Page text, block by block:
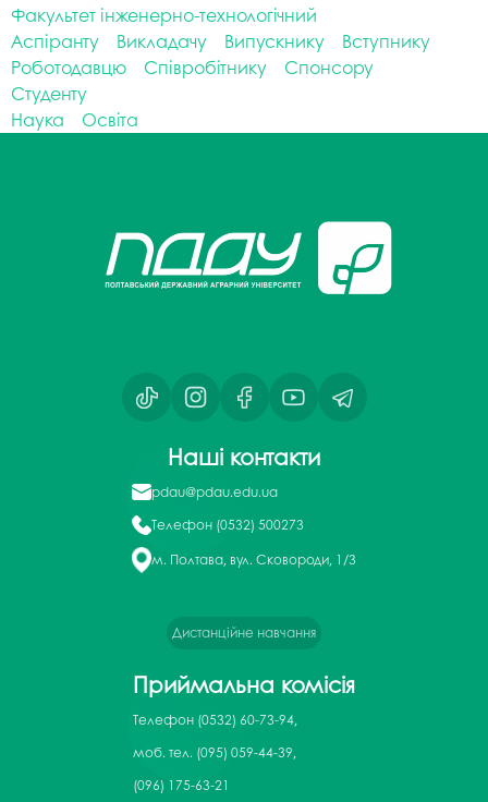
Факультет інженерно-технологічний
Аспіранту
Викладачу Випускнику
Вступнику
Роботодавцю
Співробітнику
Спонсору
Студенту
Наука
Освіта
Наші контакти
pdau@pdau.edu.ua
Телефон (0532) 500273
м. Полтава, вул. Сковороди, 1/3
Дистанційне навчання
Приймальна комісія
Телефон (0532) 60-73-94,
моб. тел. (095) 059-44-39,
(096) 175-63-21